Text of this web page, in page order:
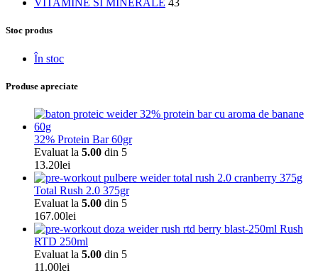
VITAMINE SI MINERALE 43
Stoc produs
În stoc
Produse apreciate
32% Protein Bar 60gr
Evaluat la 5.00 din 5
13.20lei
Total Rush 2.0 375gr
Evaluat la 5.00 din 5
167.00lei
Rush
RTD 250ml
Evaluat la 5.00 din 5
11.00lei